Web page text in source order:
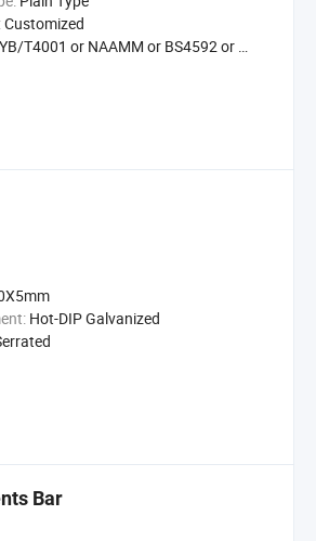
Customized
YB/T4001 or NAAMM or BS4592 or JJS, Jg253/40/100fg
Hot-DIP Galvanized
Bar